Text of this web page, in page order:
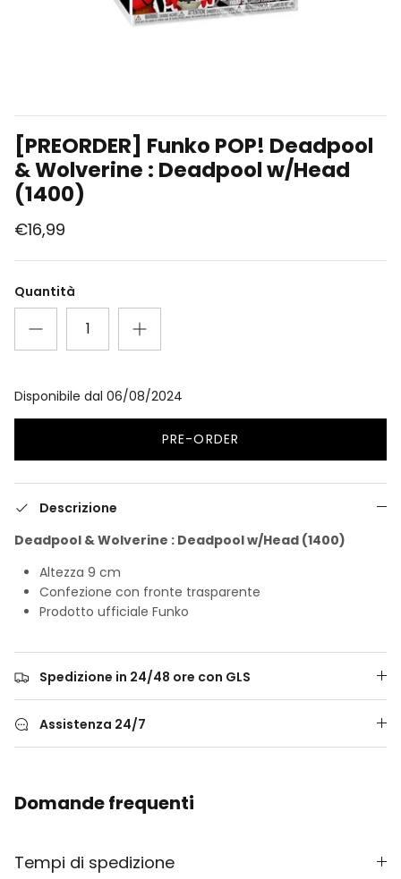
[PREORDER] Funko POP! Deadpool
& Wolverine : Deadpool w/Head
(1400)
€16,99
Quantità
Disponibile dal 06/08/2024
PRE-ORDER
Descrizione
Deadpool & Wolverine : Deadpool w/Head (1400)
Altezza 9 cm
Confezione con fronte trasparente
Prodotto ufficiale Funko
Spedizione in 24/48 ore con GLS
Assistenza 24/7
Domande frequenti
Tempi di spedizione